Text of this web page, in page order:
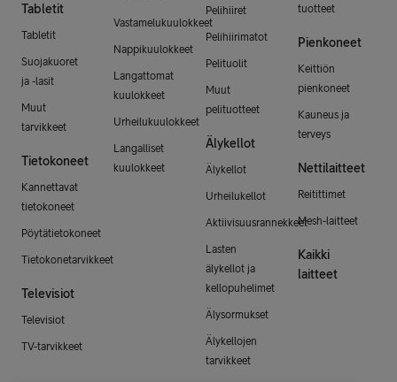
Tabletit
Tabletit
Suojakuoret
ja -lasit
Muut
tarvikkeet
Tietokoneet
Kannettavat
tietokoneet
Pöytätietokoneet
Tietokonetarvikkeet
Televisiot
Televisiot
TV-tarvikkeet
Vastamelukuulokkeet
Nappikuulokkeet
Langattomat
kuulokkeet
Urheilukuulokkeet
Langalliset
kuulokkeet
Pelihiiret
Pelihiirimatot
Pelituolit
Muut
pelituotteet
Älykellot
Älykellot
Urheilukellot
Aktiivisuusrannekkeet
Lasten
älykellot ja
kellopuhelimet
Älysormukset
Älykellojen
tarvikkeet
tuotteet
Pienkoneet
Keittiön
pienkoneet
Kauneus ja
terveys
Nettilaitteet
Reitittimet
Mesh-laitteet
Kaikki
laitteet